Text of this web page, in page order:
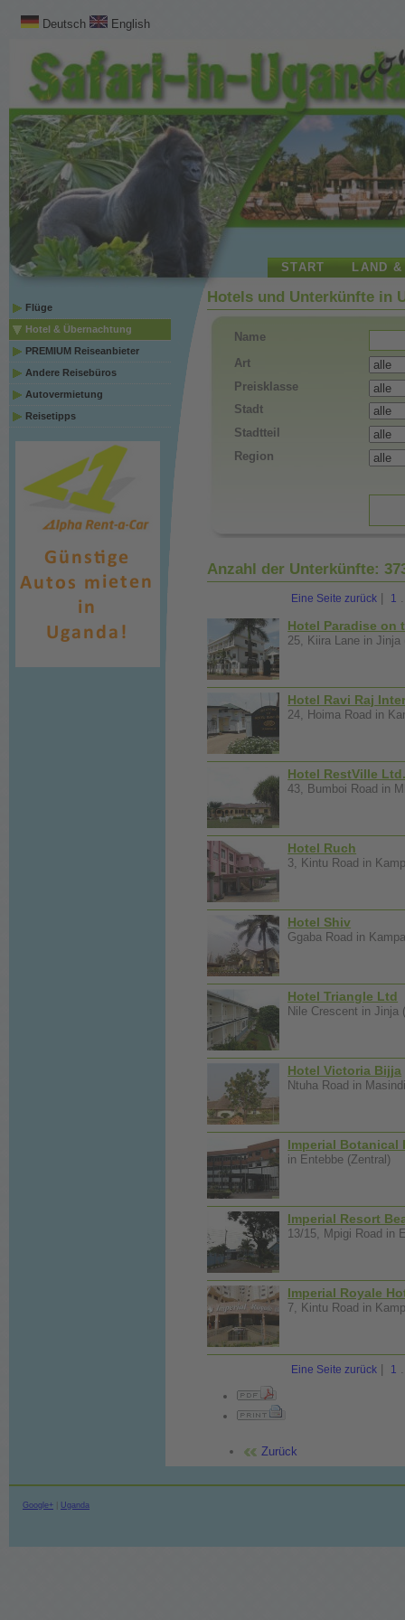
Deutsch English
START LAND
Flüge
Hotel & Übernachtung
PREMIUM Reiseanbieter
Andere Reisebüros
Autovermietung
Reisetipps
Hotels und Unterkünfte in
Name
Art
Preisklasse
Stadt
Stadtteil
Region
Anzahl der Unterkünfte:
Eine Seite zurück 1
Hotel Paradise on
25, Kiira Lane in Jinja
Hotel Ravi Raj
24, Hoima Road in
Hotel RestVille
43, Bumboi Road in
Hotel Ruch
3, Kintu Road in
Hotel Shiv
Ggaba Road in
Hotel Triangle Ltd
Nile Crescent in Jinja
Hotel Victoria Bijja
Ntuha Road in
Imperial Botanical
in Entebbe (Zentral)
Imperial Resort
13/15, Mpigi Road in
Imperial Royale
7, Kintu Road in
Eine Seite zurück 1
Zurück
Google+ Uganda